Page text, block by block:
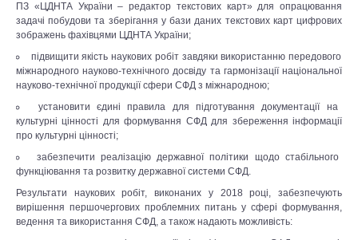
ПЗ «ЦДНТА України – редактор текстових карт» для опрацювання
задачі побудови та зберігання у бази даних текстових карт цифрових
зображень фахівцями ЦДНТА України;
підвищити якість наукових робіт завдяки використанню передового
міжнародного науково-технічного досвіду та гармонізації національної
науково-технічної продукції сфери СФД з міжнародною;
установити єдині правила для підготування документації на
культурні цінності для формування СФД для збереження інформації
про культурні цінності;
забезпечити реалізацію державної політики щодо стабільного
функціювання та розвитку державної системи СФД.
Результати наукових робіт, виконаних у 2018 році, забезпечують
вирішення першочергових проблемних питань у сфері формування,
ведення та використання СФД, а також надають можливість: